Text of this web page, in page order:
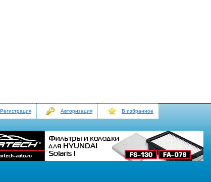
Регистрация Авторизация В избранное